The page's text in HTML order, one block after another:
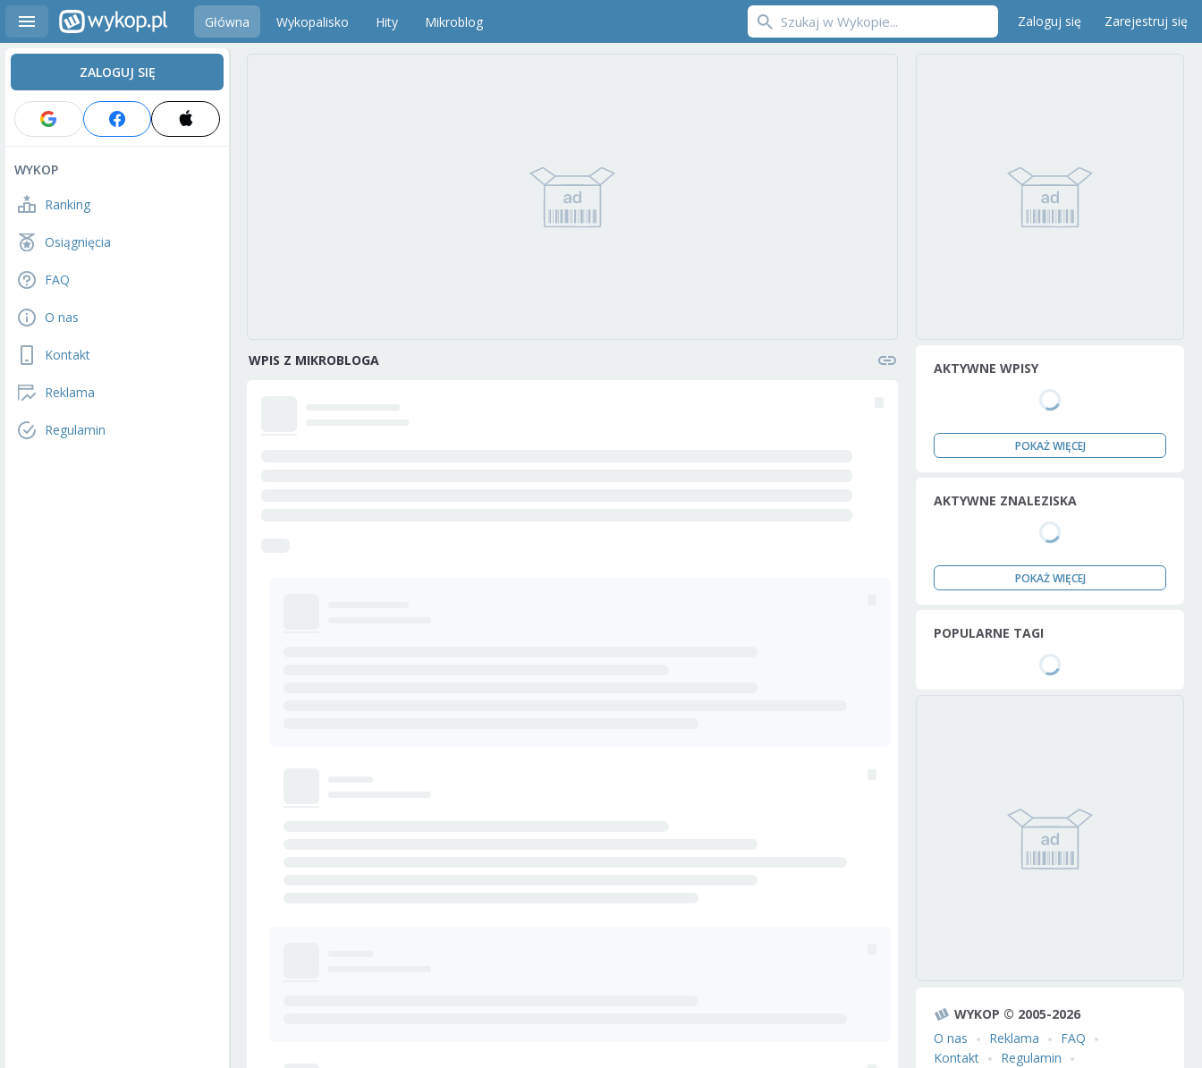
Główna Wykopalisko Hity Mikroblog Zaloguj się Zarejestruj się
ZALOGUJ SIĘ
WYKOP
Ranking
Osiągnięcia
FAQ
O nas
Kontakt
Reklama
Regulamin
WPIS Z MIKROBLOGA AKTYWNE WPISY
POKAŻ WIĘCEJ
AKTYWNE ZNALEZISKA
POKAŻ WIĘCEJ
POPULARNE TAGI
WYKOP © 2005-2026
O nas
Reklama
FAQ
Kontakt
Regulamin